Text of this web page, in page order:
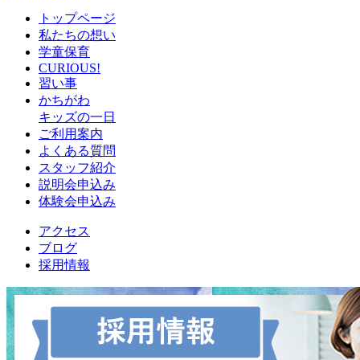
トップページ
私たちの想い
学童保育
CURIOUS!
習い事
かちがわ
キッズの一日
ご利用案内
よくある質問
スタッフ紹介
説明会申込み
体験会申込み
アクセス
ブログ
採用情報